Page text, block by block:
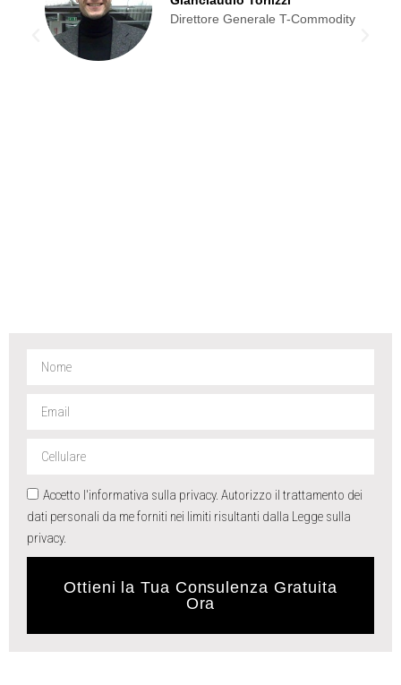
Direttore Generale T-Commodity
Accetto l'informativa sulla privacy. Autorizzo il trattamento dei
dati personali da me forniti nei limiti risultanti dalla Legge sulla
privacy.
Ottieni la Tua Consulenza Gratuita
Ora